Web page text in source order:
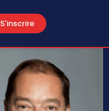
S'inscrire